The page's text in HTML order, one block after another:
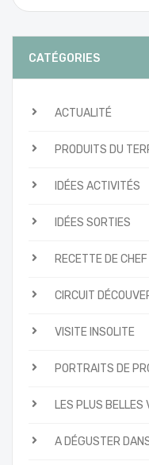
CATÉGORIES
ACTUALITÉ
PRODUITS DU
IDÉES ACTIVITÉS
IDÉES SORTIES
RECETTE DE CHEF
CIRCUIT
VISITE INSOLITE
PORTRAITS DE
LES PLUS BELLES
A DÉGUSTER